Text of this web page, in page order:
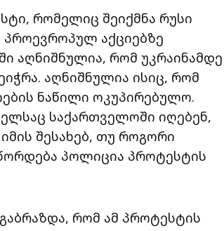
რომელიც შეიქმნა რუსი
აქციებზე
აღნიშნულია, რომ უკრაინამდე
აღნიშნულია ისიც, რომ
ნაწილი ოკუპირებულო.
საქართველოში იღებენ,
შესახებ, თუ როგორი
პოლიცია პროტესტის
რომ ამ პროტესტის